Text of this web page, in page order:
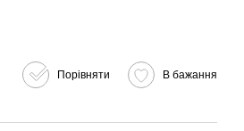
Порівняти В бажання